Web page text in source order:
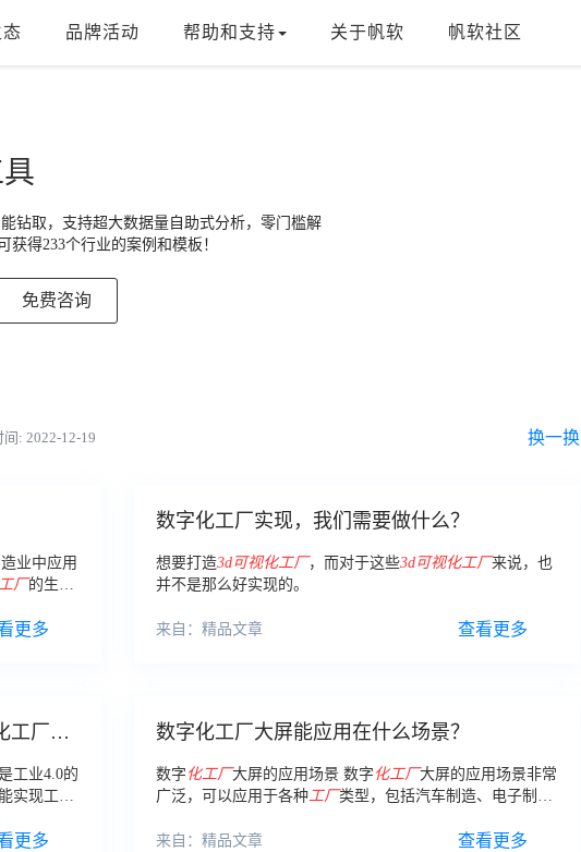
品牌活动 帮助和支持 关于帆软 帆软社区
钻取，支持超大数据量自助式分析，零门槛解
得233个行业的案例和模板！
免费咨询
间: 2022-12-19 换一换
业中应用
厂的生产
更多
数字化工厂实现，我们需要做什么？
想要打造3d可视化工厂，而对于这些3d可视化工厂来说，也
并不是那么好实现的。
来自：精品文章 查看更多
工厂大
工业4.0的
实现工业
更多
数字化工厂大屏能应用在什么场景？
数字 化工厂大屏的应用场景 数字 化工厂大屏的应用场景非常
广泛，可以应用于各种工厂类型，包括汽车制造、电子制
来自：精品文章
查看更多